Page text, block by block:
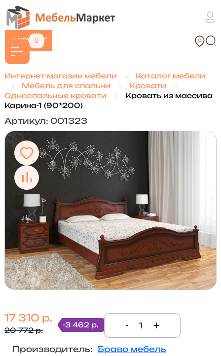
КАТАЛОГ
Интернет-магазин мебели
Каталог мебели
Мебель для спальни
Кровати
Односпальные кровати
Кровать из массива
Карина-1 (90*200)
Артикул: 001323
17 310 р.
20 772 р.
-3 462 р. - +
Производитель: Браво мебель